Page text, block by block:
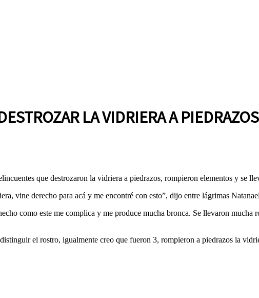
LA VIDRIERA A PIEDRAZOS
que destrozaron la vidriera a piedrazos, rompieron elementos y se
vine derecho para acá y me encontré con esto”, dijo entre lágrimas
como este me complica y me produce mucha bronca. Se llevaron
el rostro, igualmente creo que fueron 3, rompieron a piedrazos la